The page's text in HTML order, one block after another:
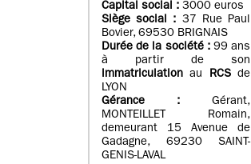
Capital social : 3000 euros
Siège social : 37 Rue Paul
Bovier, 69530 BRIGNAIS
Durée de la société : 99 ans
à partir de son
immatriculation au RCSde
LYON
Gérance :
Gérant,
MONTEILLET Romain,
demeurant 15 Avenue de
Gadagne, 69230 SAINT-
GENIS-LAVAL